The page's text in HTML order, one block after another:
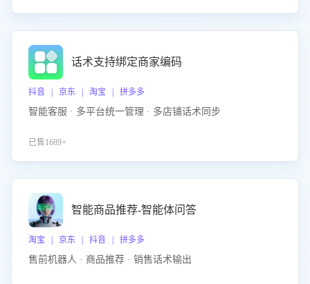
话术支持绑定商家编码
抖音 | 京东 | 淘宝 | 拼多多
智能客服 · 多平台统一管理 · 多店铺话术同步
已售1689+
智能商品推荐-智能体问答
淘宝 | 京东 | 抖音 | 拼多多
售前机器人 · 商品推荐 · 销售话术输出